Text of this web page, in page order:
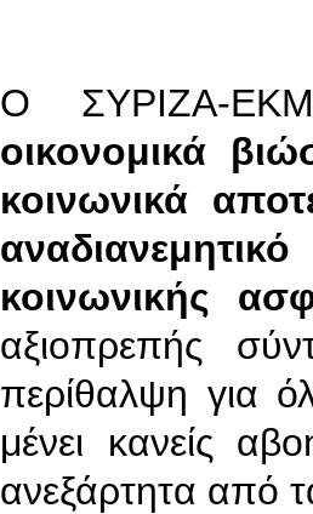
Ο ΣΥΡΙΖΑ-
οικονομικά
κοινωνικά
κοινωνικής
αξιοπρεπής
περίθαλψη για
μένει κανείς
ανεξάρτητα από